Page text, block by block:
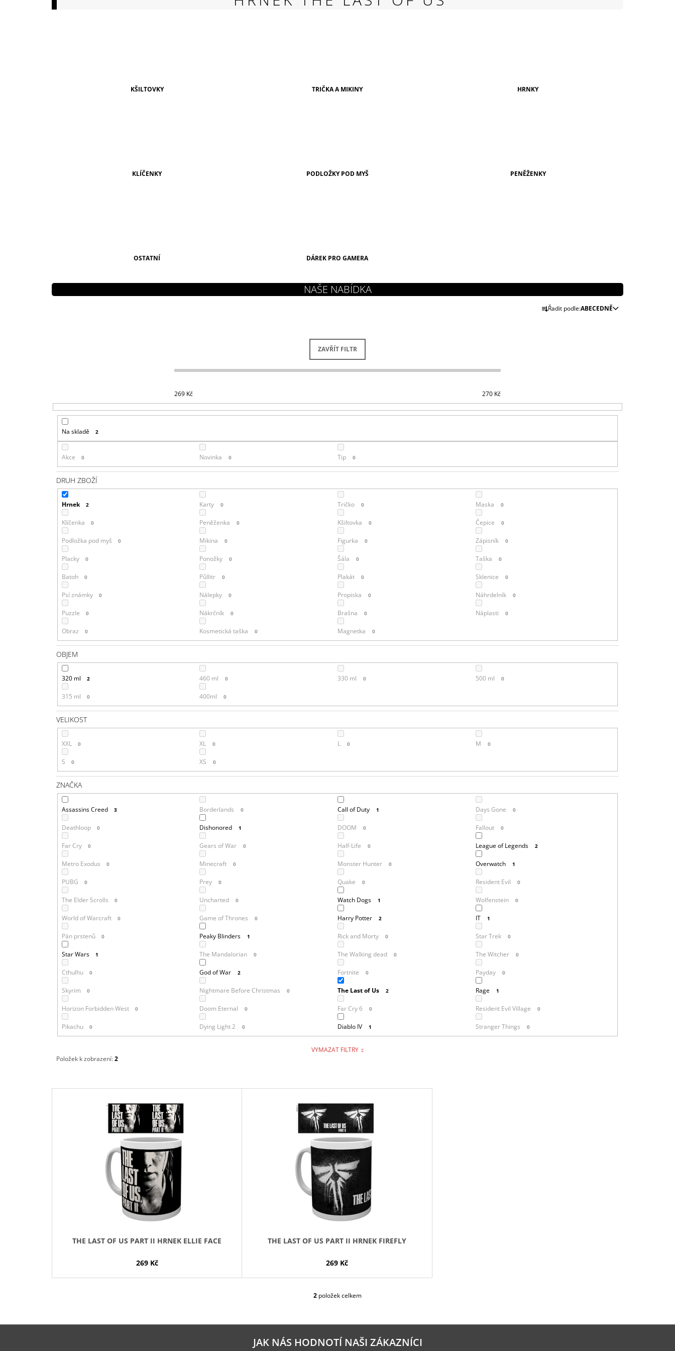
KŠILTOVKY TRIČKA A MIKINY HRNKY
KLÍČENKY PODLOŽKY POD MYŠ PENĚŽENKY
OSTATNÍ DÁREK PRO GAMERA
Ř
O
Ů
Řadit podle:ABECEDNĚ
ZAVŘÍT FILTR
269 Kč 270 Kč
Na skladě 2
Akce 0 Novinka 0 Tip 0
DRUH ZBOŽÍ
Hrnek 2 Karty 0 Tričko 0 Maska 0
Klíčenka 0 Peněženka 0 Kšiltovka 0 Čepice 0
Podložka pod myš 0 Mikina 0 Figurka 0 Zápisník 0
Placky 0 Ponožky 0 Šála 0 Taška 0
Batoh 0 Půllitr 0 Plakát 0 Sklenice 0
Psí známky 0 Nálepky 0 Propiska 0 Náhrdelník 0
Puzzle 0 Nákrčník 0 Brašna 0 Náplasti 0
Obraz 0 Kosmetická taška 0 Magnetka 0
OBJEM
320 ml 2 460 ml 0 330 ml 0 500 ml 0
315 ml 0 400ml 0
VELIKOST
XXL 0 XL 0 L 0 M 0
S 0 XS 0
ZNAČKA
Assassins Creed 3 Borderlands 0 Call of Duty 1 Days Gone 0
Deathloop 0 Dishonored 1 DOOM 0 Fallout 0
Far Cry 0 Gears of War 0 Half-Life 0 League of Legends 2
Metro Exodus 0 Minecraft 0 Monster Hunter 0 Overwatch 1
PUBG 0 Prey 0 Quake 0 Resident Evil 0
The Elder Scrolls 0 Uncharted 0 Watch Dogs 1 Wolfenstein 0
World of Warcraft 0 Game of Thrones 0 Harry Potter 2 IT 1
Pán prstenů 0 Peaky Blinders 1 Rick and Morty 0 Star Trek 0
Star Wars 1 The Mandalorian 0 The Walking dead 0 The Witcher 0
Cthulhu 0 God of War 2 Fortnite 0 Payday 0
Skyrim 0 Nightmare Before Christmas 0 The Last of Us 2 Rage 1
Horizon Forbidden West 0 Doom Eternal 0 Far Cry 6 0 Resident Evil Village 0
Pikachu 0 Dying Light 2 0 Diablo IV 1 Stranger Things 0
VYMAZAT FILTRY
Položek k zobrazení:2
V
THE LAST OF US PART II HRNEK ELLIE FACE
269 Kč
THE LAST OF US PART II HRNEK FIREFLY
269 Kč
O
Á
D
A
2 položek celkem
JAK NÁS HODNOTÍ NAŠI ZÁKAZNÍCI